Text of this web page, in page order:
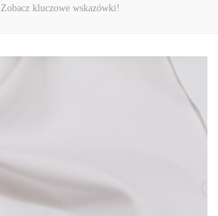
Zobacz kluczowe wskazówki!